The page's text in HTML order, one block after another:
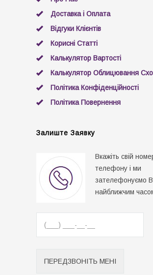
Доставка і Оплата
Відгуки Клієнтів
Корисні Статті
Калькулятор Вартості
Калькулятор Облицювання
Політика Конфіденційності
Політика Повернення
Залиште Заявку
Вкажіть свій
телефону і ми
зателефонуємо
найближчим